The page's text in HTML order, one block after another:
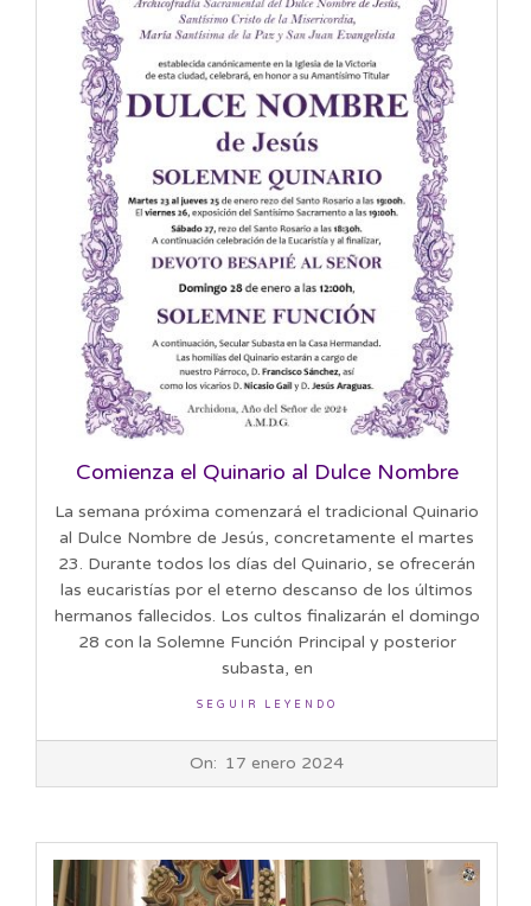
Comienza el Quinario al Dulce Nombre
La semana próxima comenzará el tradicional Quinario
al Dulce Nombre de Jesús, concretamente el martes
23. Durante todos los días del Quinario, se ofrecerán
las eucaristías por el eterno descanso de los últimos
hermanos fallecidos. Los cultos finalizarán el domingo
28 con la Solemne Función Principal y posterior
subasta, en
SEGUIR LEYENDO
On: 17 enero 2024